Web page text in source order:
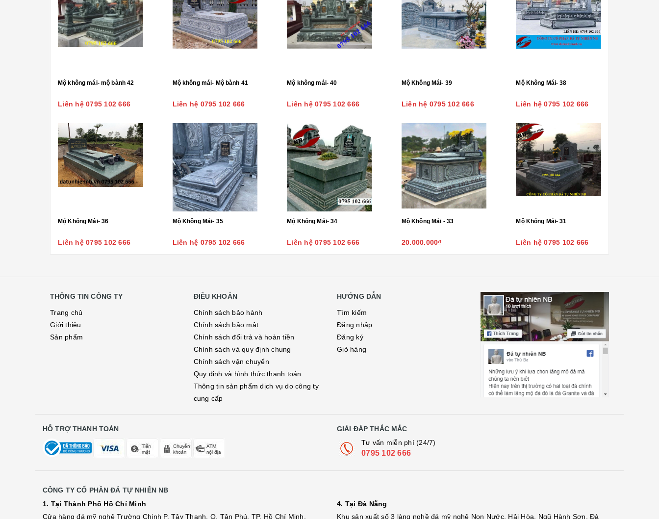
Mộ không mái- mộ bành 42
Liên hệ 0795 102 666
Mộ không mái- Mộ bành 41
Liên hệ 0795 102 666
Mộ không mái- 40
Liên hệ 0795 102 666
Mộ Không Mái- 39
Liên hệ 0795 102 666
Mộ Không Mái- 38
Liên hệ 0795 102 666
Mộ Không Mái- 36
Liên hệ 0795 102 666
Mộ Không Mái- 35
Liên hệ 0795 102 666
Mộ Không Mái- 34
Liên hệ 0795 102 666
Mộ Không Mái - 33
20.000.000₫
Mộ Không Mái- 31
Liên hệ 0795 102 666
THÔNG TIN CÔNG TY
Trang chủ
Giới thiệu
Sản phẩm
ĐIỀU KHOẢN
Chính sách bảo hành
Chính sách bảo mật
Chính sách đổi trả và hoàn tiền
Chính sách và quy định chung
Chính sách vận chuyển
Quy định và hình thức thanh toán
Thông tin sản phẩm dịch vụ do công ty
cung cấp
HƯỚNG DẪN
Tìm kiếm
Đăng nhập
Đăng ký
Giỏ hàng
HỖ TRỢ THANH TOÁN
GIẢI ĐÁP THẮC MẮC
Tư vấn miễn phí (24/7)
0795 102 666
CÔNG TY CỔ PHẦN ĐÁ TỰ NHIÊN NB
1. Tại Thành Phố Hồ Chí Minh
Cửa hàng đá mỹ nghệ Trường Chinh P. Tây Thạnh, Q. Tân Phú, TP. Hồ Chí Minh.
4. Tại Đà Nẵng
Khu sản xuất số 3 làng nghề đá mỹ nghệ Non Nước, Hải Hòa, Ngũ Hành Sơn, Đà